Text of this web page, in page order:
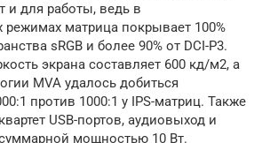
и для работы, ведь в
режимах матрица покрывает 100%
sRGB и более 90% от DCI-P3.
экрана составляет 600 кд/м2, а
MVA удалось добиться
против 1000:1 у IPS-матриц. Также
USB-портов, аудиовыход и
мощностью 10 Вт.